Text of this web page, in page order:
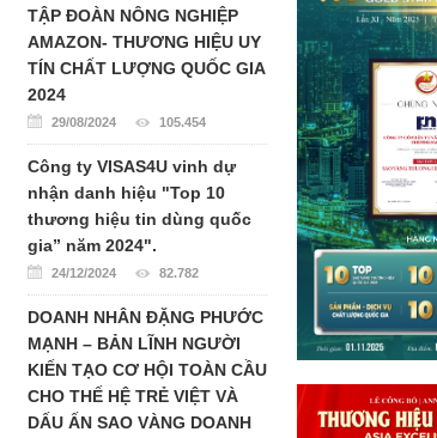
TẬP ĐOÀN NÔNG NGHIỆP
AMAZON- THƯƠNG HIỆU UY
TÍN CHẤT LƯỢNG QUỐC GIA
2024
29/08/2024 105.454
Công ty VISAS4U vinh dự
nhận danh hiệu "Top 10
thương hiệu tin dùng quốc
gia” năm 2024".
24/12/2024 82.782
DOANH NHÂN ĐẶNG PHƯỚC
MẠNH – BẢN LĨNH NGƯỜI
KIẾN TẠO CƠ HỘI TOÀN CẦU
CHO THẾ HỆ TRẺ VIỆT VÀ
DẤU ẤN SAO VÀNG DOANH